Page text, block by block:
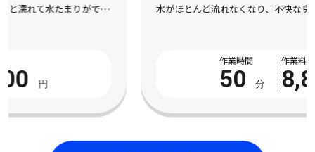
水がほとんど流れなくなり、不快な臭いも上がってくるようにな
円